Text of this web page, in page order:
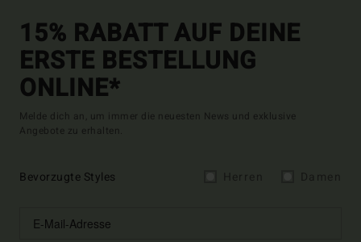
15% RABATT AUF DEINE
ERSTE BESTELLUNG
ONLINE*
Melde dich an, um immer die neuesten News und exklusive
Angebote zu erhalten.
Bevorzugte Styles